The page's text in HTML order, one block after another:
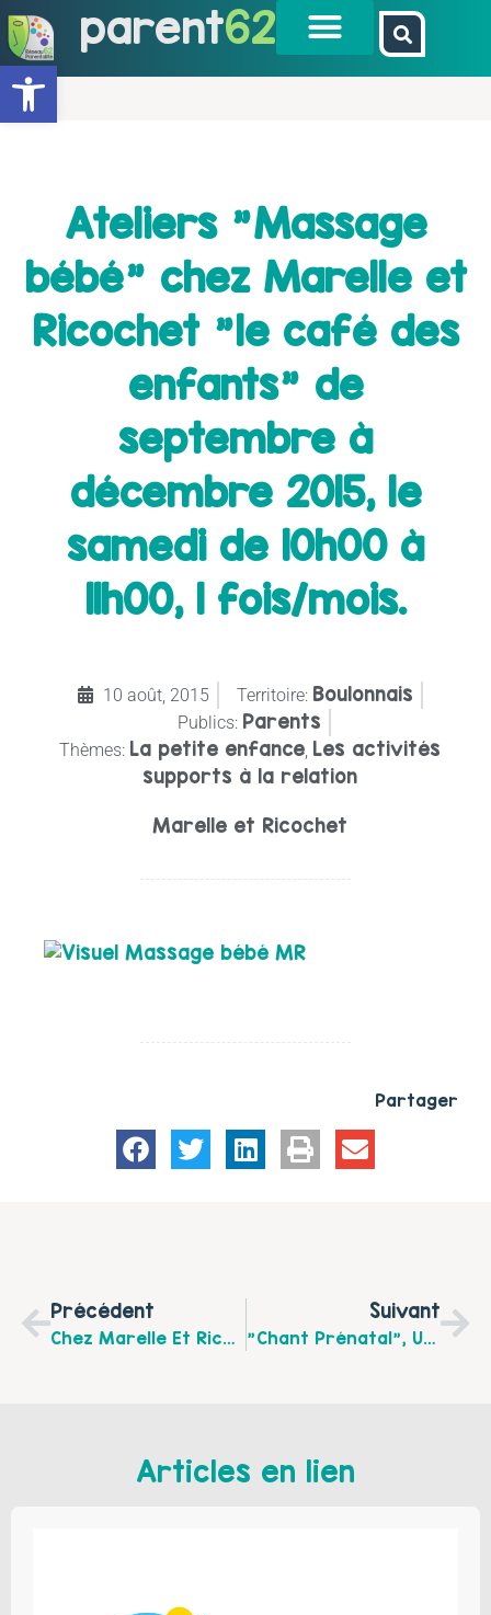
Ouvrir la barre d’outils
parent62
Ateliers "Massage
bébé" chez Marelle et
Ricochet "le café des
enfants" de
septembre à
décembre 2015, le
samedi de 10h00 à
11h00, 1 fois/mois.
10 août, 2015 Territoire: Boulonnais
Publics: Parents
Thèmes: La petite enfance Les activités
supports à la relation
Marelle et Ricochet
Partager
Précédent
Chez Marelle Et Ricochet "le Café Des Enfants" À Partir De Septembre 2015 Crée Ta Marionnette Et Son Histoire.
Suivant
"Chant Prénatal", Une Invitation À La Détente Proposée Par Marelle Et Ricochet À Boulogne Sur Mer À Partir De Septembre 2015.
Articles en lien